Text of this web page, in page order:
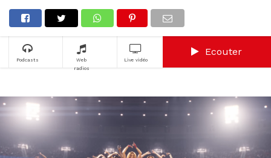
Podcasts
Web
radios
Live vidéo
Ecouter